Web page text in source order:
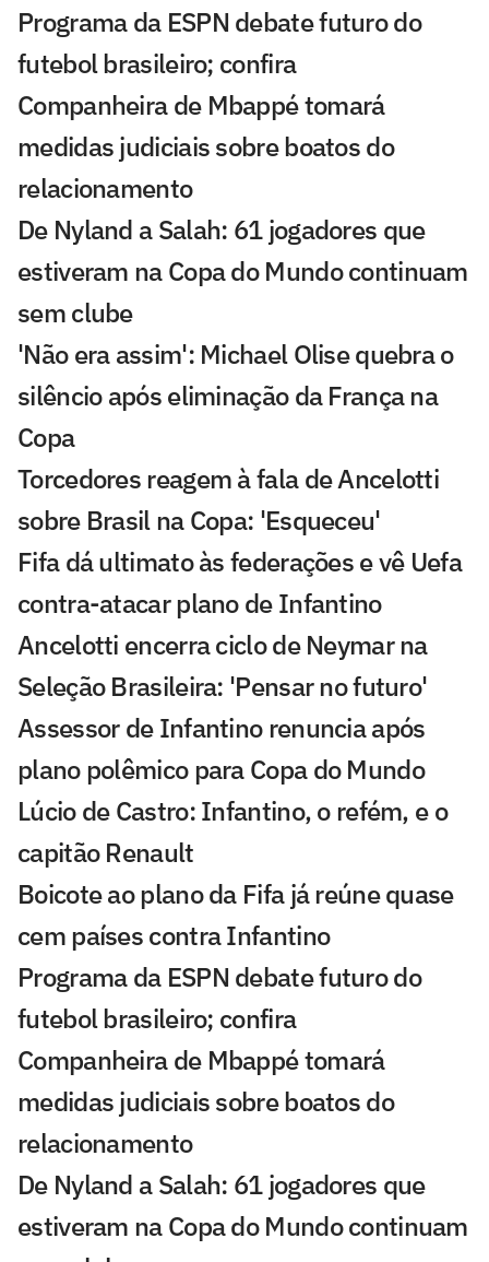
Programa da ESPN debate futuro do
futebol brasileiro; confira
Companheira de Mbappé tomará
medidas judiciais sobre boatos do
relacionamento
De Nyland a Salah: 61 jogadores que
estiveram na Copa do Mundo continuam
sem clube
'Não era assim': Michael Olise quebra o
silêncio após eliminação da França na
Copa
Torcedores reagem à fala de Ancelotti
sobre Brasil na Copa: 'Esqueceu'
Fifa dá ultimato às federações e vê Uefa
contra-atacar plano de Infantino
Ancelotti encerra ciclo de Neymar na
Seleção Brasileira: 'Pensar no futuro'
Assessor de Infantino renuncia após
plano polêmico para Copa do Mundo
Lúcio de Castro: Infantino, o refém, e o
capitão Renault
Boicote ao plano da Fifa já reúne quase
cem países contra Infantino
Programa da ESPN debate futuro do
futebol brasileiro; confira
Companheira de Mbappé tomará
medidas judiciais sobre boatos do
relacionamento
De Nyland a Salah: 61 jogadores que
estiveram na Copa do Mundo continuam